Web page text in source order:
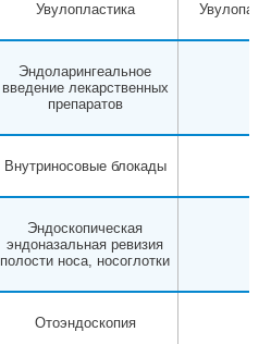
Увулопластика
Эндоларингеальное
введение лекарственных
препаратов
Внутриносовые блокады
Эндоскопическая
эндоназальная ревизия
полости носа, носоглотки
Отоэндоскопия